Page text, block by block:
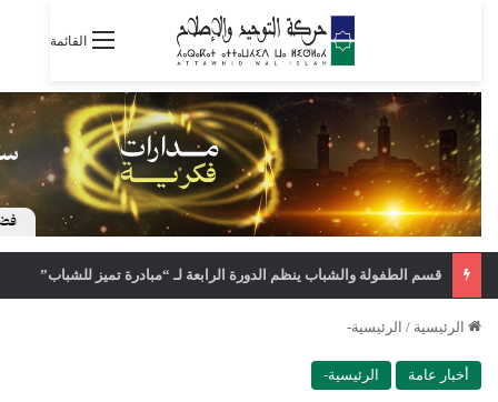
القائمة
قسم الطفولة والشباب ينظم الدورة الرابعة لـ “مبادرة تميز للشباب”
الرئيسية / الرئيسية-
أخبار عامة الرئيسية-